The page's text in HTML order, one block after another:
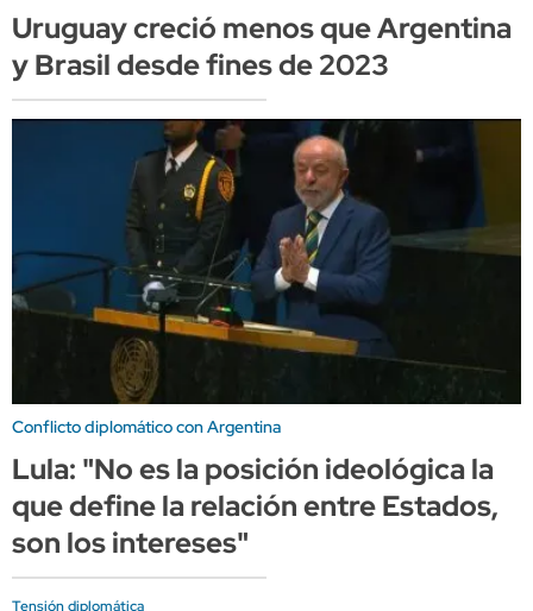
Uruguay creció menos que Argentina
y Brasil desde fines de 2023
Conflicto diplomático con Argentina
Lula: "No es la posición ideológica la
que define la relación entre Estados,
son los intereses"
Tensión diplomática